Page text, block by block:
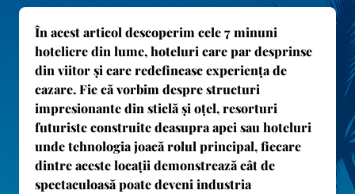
În acest articol descoperimcele 7 minuni
hoteliere din lume, hoteluri care par desprinse
din viitor și care redefineasc experiența de
cazare. Fie că vorbim despre structuri
impresionante din sticlă și oțel, resorturi
futuriste construite deasupra apei sau hoteluri
unde tehnologia joacă rolul principal, fiecare
dintre aceste locații demonstrează cât de
spectaculoasă poate deveni industria